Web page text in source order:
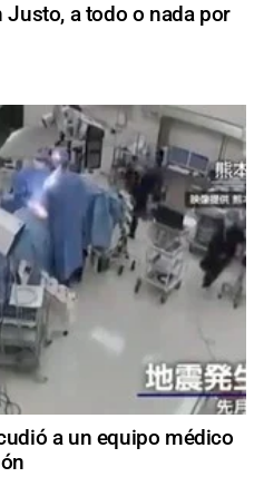
Justo, a todo o nada por
a un equipo médico